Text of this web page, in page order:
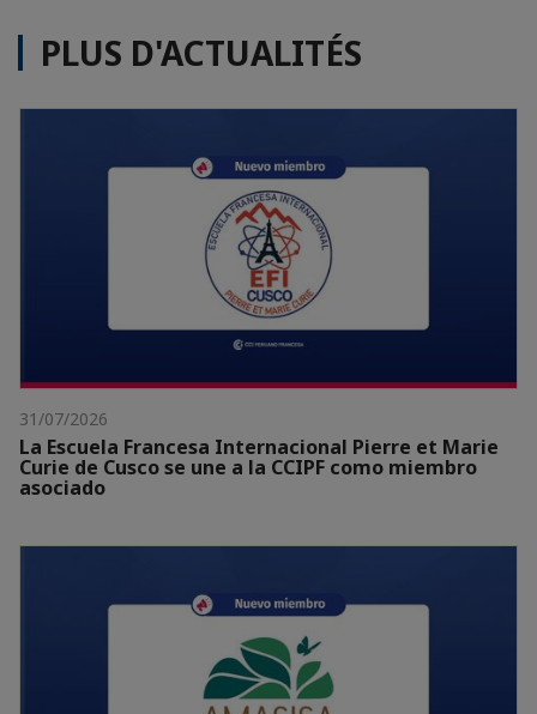
PLUS D'ACTUALITÉS
31/07/2026
La Escuela Francesa Internacional Pierre et Marie
Curie de Cusco se une a la CCIPF como miembro
asociado